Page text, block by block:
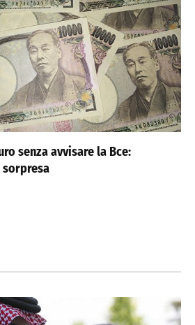
senza avvisare la Bce: